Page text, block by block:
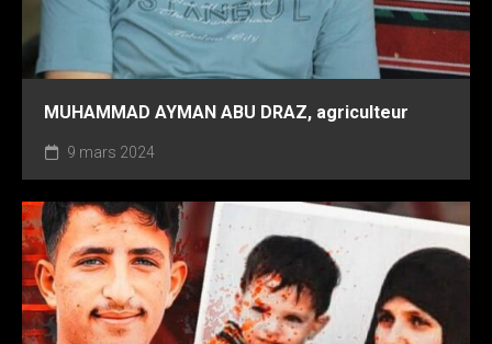
MUHAMMAD AYMAN ABU DRAZ, agriculteur
9 mars 2024